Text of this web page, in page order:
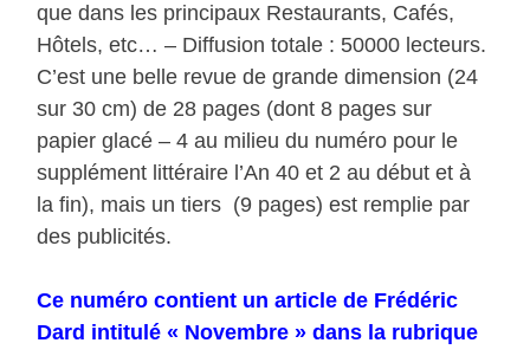
que dans les principaux Restaurants, Cafés,
Hôtels, etc… – Diffusion totale : 50000 lecteurs.
C’est une belle revue de grande dimension (24
sur 30 cm) de 28 pages (dont 8 pages sur
papier glacé – 4 au milieu du numéro pour le
supplément littéraire l’An 40 et 2 au début et à
la fin), mais un tiers (9 pages) est remplie par
des publicités.
Ce numéro contient un article de Frédéric
Dard intitulé « Novembre » dans la rubrique